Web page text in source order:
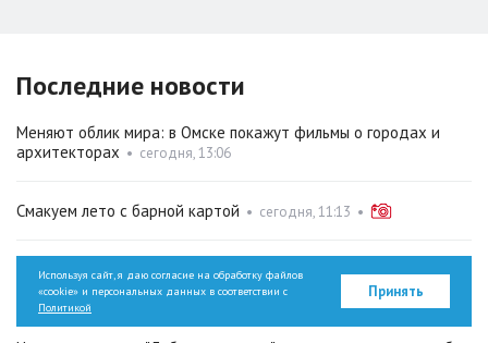
Последние новости
Меняют облик мира: в Омске покажут фильмы о городах и
архитекторах • сегодня, 13:06
Смакуем лето с барной картой • сегодня, 11:13 •
Крестьянская микровселенная и груз страстей. Читаем
автобиографии и ищем отсылки•сегодня, 10:05
Используя сайт, я даю согласие на обработку файлов
«cookie» и персональных данных в соответствии с
Политикой
Принять